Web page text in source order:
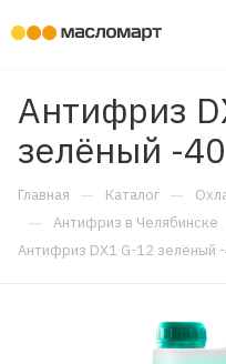
Антифриз
зелёный -
Главная — Каталог —
— Антифриз в Челябинске
Антифриз DX1 G-12 зелёный -